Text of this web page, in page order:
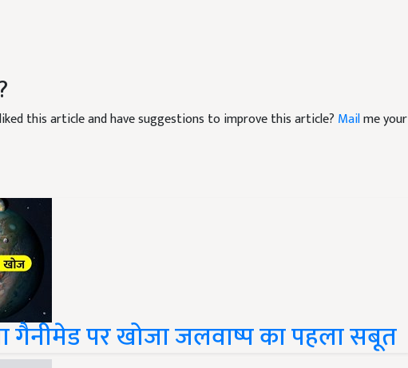
this article and have suggestions to improve this article? Mailme your
गैनीमेड पर खोजा जलवाष्प का पहला सबूत